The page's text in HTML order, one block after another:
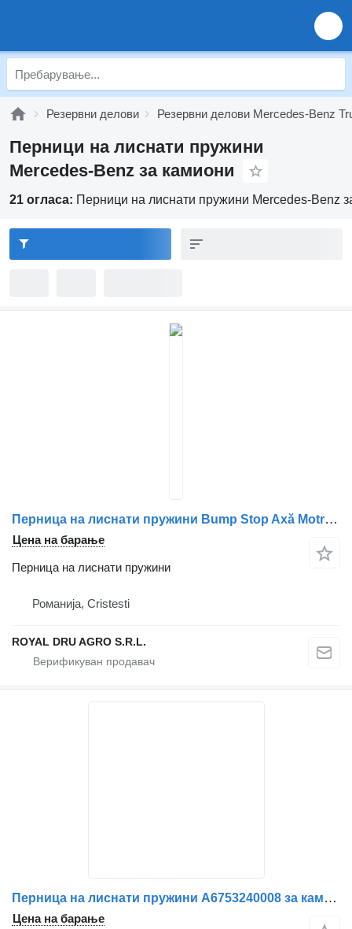
Резервни делови Резервни делови Mercedes-Benz
Перници на лиснати пружини
Mercedes-Benz за камиони
21 огласа: Перници на лиснати пружини Mercedes-Benz
Перница на лиснати пружини Bump Stop Axă Motrică за камион Mercedes-Benz A9613253809
Цена на барање
Перница на лиснати пружини
Романија, Cristesti
ROYAL DRU AGRO S.R.L.
Перница на лиснати пружини A6753240008 за камион Mercedes-Benz
Цена на барање